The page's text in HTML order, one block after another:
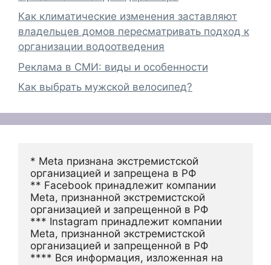
Как климатические изменения заставляют
владельцев домов пересматривать подход к
организации водоотведения
Реклама в СМИ: виды и особенности
Как выбрать мужской велосипед?
* Meta признана экстремистской
организацией и запрещена в РФ
** Facebook принадлежит компании
Meta, признанной экстремистской
организацией и запрещенной в РФ
*** Instagram принадлежит компании
Meta, признанной экстремистской
организацией и запрещенной в РФ
**** Вся информация, изложенная на